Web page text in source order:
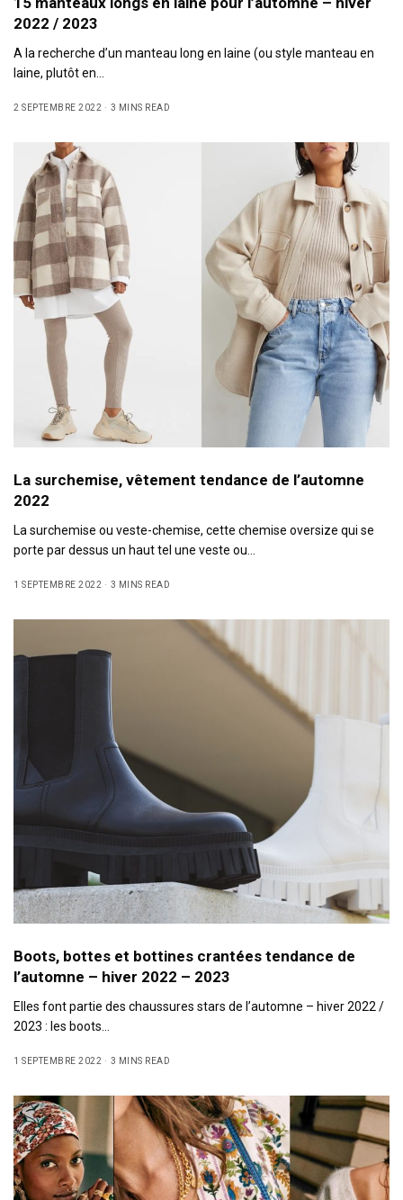
2022 / 2023
A la recherche d’un manteau long en laine (ou style manteau en
laine, plutôt en…
2 SEPTEMBRE 2022 3 MINS READ
La surchemise, vêtement tendance de l’automne
2022
La surchemise ou veste-chemise, cette chemise oversize qui se
porte par dessus un haut tel une veste ou…
1 SEPTEMBRE 2022 3 MINS READ
Boots, bottes et bottines crantées tendance de
l’automne – hiver 2022 – 2023
Elles font partie des chaussures stars de l’automne – hiver 2022 /
2023 : les boots…
1 SEPTEMBRE 2022 3 MINS READ